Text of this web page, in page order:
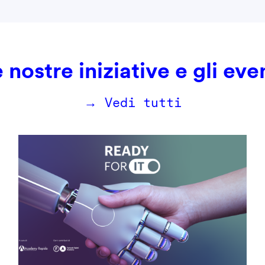
nostre iniziative e gli
→ Vedi tutti